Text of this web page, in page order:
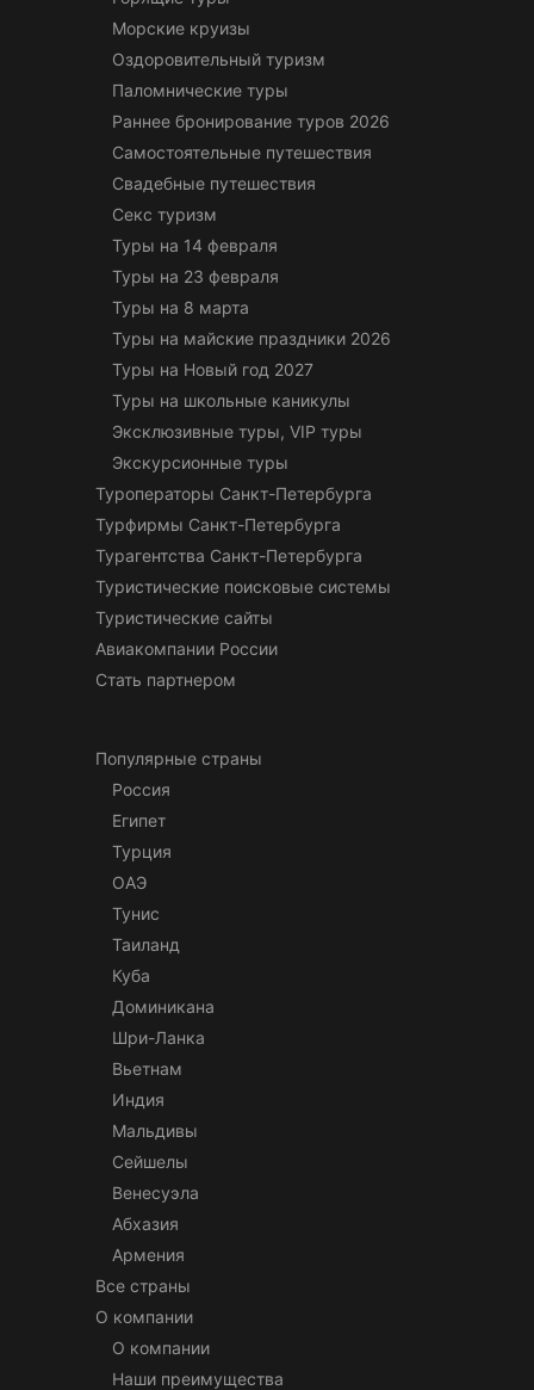
Морские круизы
Оздоровительный туризм
Паломнические туры
Раннее бронирование туров 2026
Самостоятельные путешествия
Свадебные путешествия
Секс туризм
Туры на 14 февраля
Туры на 23 февраля
Туры на 8 марта
Туры на майские праздники 2026
Туры на Новый год 2027
Туры на школьные каникулы
Эксклюзивные туры, VIP туры
Экскурсионные туры
Туроператоры Санкт-Петербурга
Турфирмы Санкт-Петербурга
Турагентства Санкт-Петербурга
Туристические поисковые системы
Туристические сайты
Авиакомпании России
Стать партнером
Популярные страны
Россия
Египет
Турция
ОАЭ
Тунис
Таиланд
Куба
Доминикана
Шри-Ланка
Вьетнам
Индия
Мальдивы
Сейшелы
Венесуэла
Абхазия
Армения
Все страны
О компании
О компании
Наши преимущества